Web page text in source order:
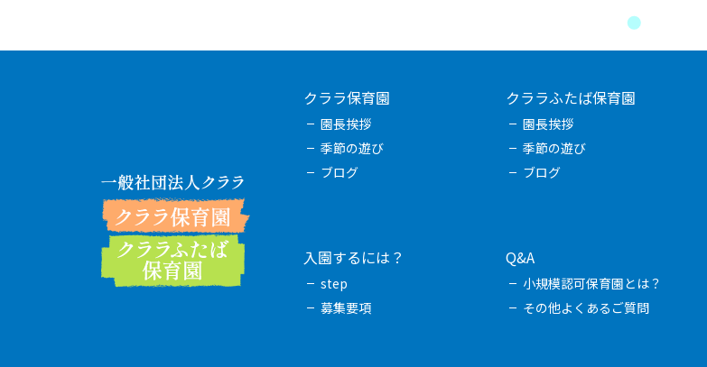
クララ保育園
園長挨拶
季節の遊び
ブログ
クララふたば保育園
園長挨拶
季節の遊び
ブログ
入園するには？
step
募集要項
Q&A
小規模認可保育園とは？
その他よくあるご質問